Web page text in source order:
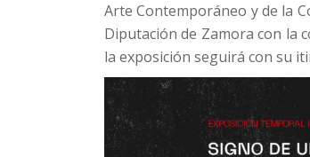
Arte Contemporáneo y de la
Diputación de Zamora con la
la exposición seguirá con su